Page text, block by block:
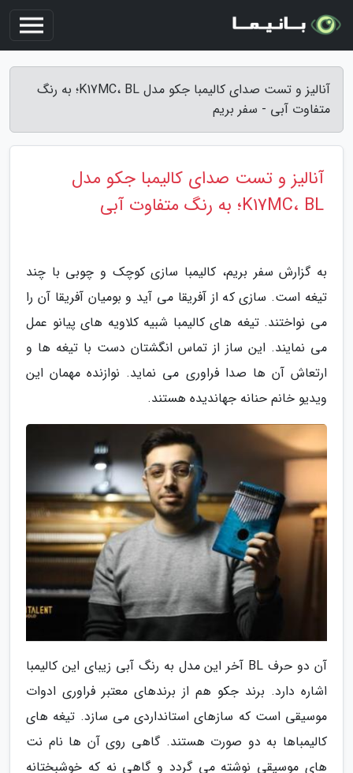
آنالیز و تست صدای کالیمبا جکو مدل K17MC، BL؛ به رنگ
متفاوت آبی - سفر بریم
آنالیز و تست صدای کالیمبا جکو مدل
K17MC، BL؛ به رنگ متفاوت آبی
به گزارش سفر بریم، کالیمبا سازی کوچک و چوبی با چند
تیغه است. سازی که از آفریقا می آید و بومیان آفریقا آن را
می نواختند. تیغه های کالیمبا شبیه کلاویه های پیانو عمل
می نمایند. این ساز از تماس انگشتان دست با تیغه ها و
ارتعاش آن ها صدا فراوری می نماید. نوازنده مهمان این
ویدیو خانم حنانه جهاندیده هستند.
آن دو حرف BL آخر این مدل به رنگ آبی زیبای این کالیمبا
اشاره دارد. برند جکو هم از برندهای معتبر فراوری ادوات
موسیقی است که سازهای استانداردی می سازد. تیغه های
کالیمباها به دو صورت هستند. گاهی روی آن ها نام نت
های موسیقی نوشته می گردد و گاهی نه که خوشبختانه